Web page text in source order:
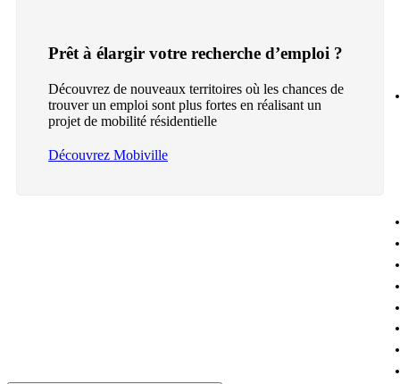
Prêt à élargir votre recherche d’emploi ?
Découvrez de nouveaux territoires où les chances de
trouver un emploi sont plus fortes en réalisant un
projet de mobilité résidentielle
Découvrez Mobiville